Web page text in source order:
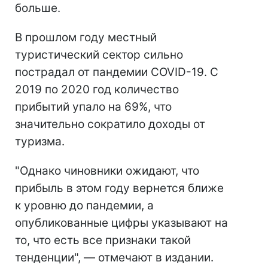
больше.
В прошлом году местный
туристический сектор сильно
пострадал от пандемии COVID-19. С
2019 по 2020 год количество
прибытий упало на 69%, что
значительно сократило доходы от
туризма.
"Однако чиновники ожидают, что
прибыль в этом году вернется ближе
к уровню до пандемии, а
опубликованные цифры указывают на
то, что есть все признаки такой
тенденции", — отмечают в издании.